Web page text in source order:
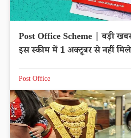
Post Office Scheme | बड़ी
इस स्कीम में 1 अक्टूबर से नहीं
Post Office